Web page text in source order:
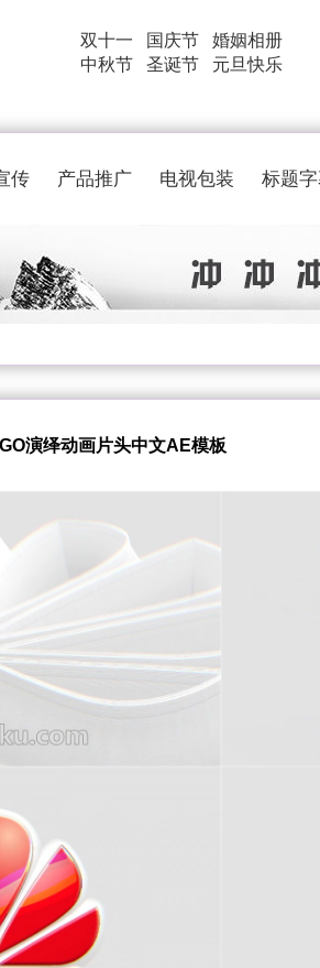
双十一
中秋节
国庆节
圣诞节
婚姻相册
元旦快乐
传 产品推广 电视包装 标题
演绎动画片头中文AE模板